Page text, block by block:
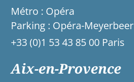
Métro : Opéra
Parking : Opéra-Meyerbeer
+33 (0)1 53 43 85 00 Paris
Aix-en-Provence